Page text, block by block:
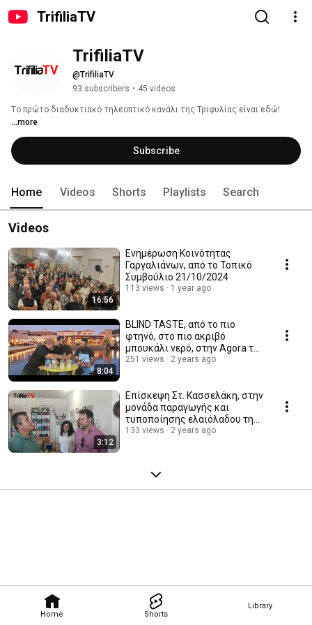
TrifiliaTV
Home Shorts
Library
TrifiliaTV
@TrifiliaTV
93 subscribers • 45 videos
Tο πρώτο διαδυκτιακό τηλεοπτικό κανάλι της Τριφυλίας είναι εδώ!
...more
Subscribe
Home Videos Shorts Playlists Search
Videos
16:56
Ενημέρωση Κοινότητας
Γαργαλιάνων, από το Τοπικό
Συμβούλιο 21/10/2024
113 views 1 year ago
8:04
BLIND TASTE, από το πιο
φτηνό, στο πιο ακριβό
μπουκάλι νερό, στην Agora του
Costa Navarino
251 views 2 years ago
3:12
Επίσκεψη Στ. Κασσελάκη, στην
μονάδα παραγωγής και
τυποποίησης ελαιόλαδου της
οικογένειας Κανάκης
133 views 2 years ago